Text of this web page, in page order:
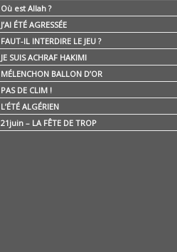
Où est Allah ?
J’AI ÉTÉ AGRESSÉE
FAUT-IL INTERDIRE LE JEU ?
JE SUIS ACHRAF HAKIMI
MÉLENCHON BALLON D’OR
PAS DE CLIM !
L’ÉTÉ ALGÉRIEN
21juin – LA FÊTE DE TROP